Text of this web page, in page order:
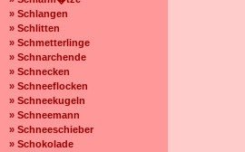
» Schlangen
» Schlitten
» Schmetterlinge
» Schnarchende
» Schnecken
» Schneeflocken
» Schneekugeln
» Schneemann
» Schneeschieber
» Schokolade